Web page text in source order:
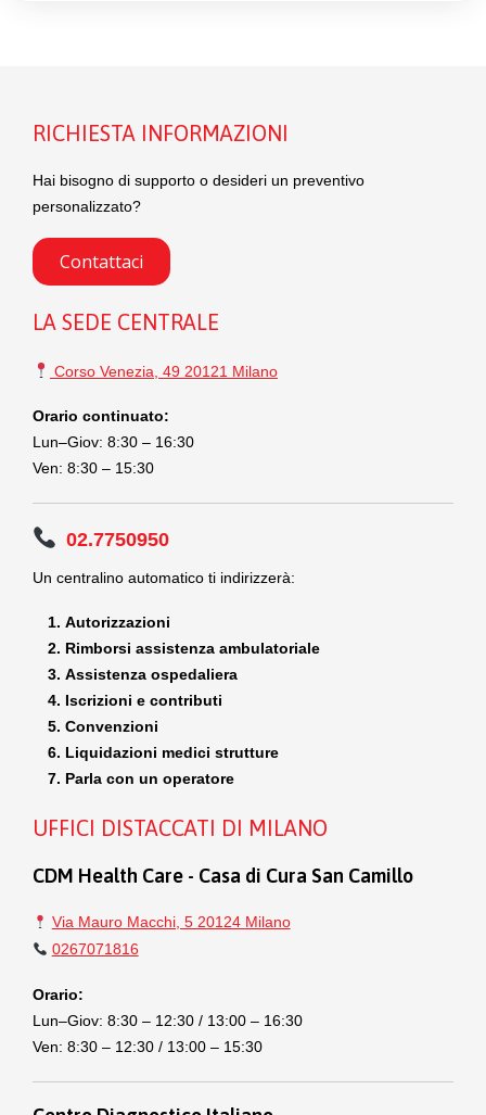
RICHIESTA INFORMAZIONI
Hai bisogno di supporto o desideri un preventivo
personalizzato?
Contattaci
LA SEDE CENTRALE
Corso Venezia, 49 20121 Milano
Orario continuato:
Lun–Giov: 8:30 – 16:30
Ven: 8:30 – 15:30
02.7750950
Un centralino automatico ti indirizzerà:
Autorizzazioni
Rimborsi assistenza ambulatoriale
Assistenza ospedaliera
Iscrizioni e contributi
Convenzioni
Liquidazioni medici strutture
Parla con un operatore
UFFICI DISTACCATI DI MILANO
CDM Health Care - Casa di Cura San Camillo
Via Mauro Macchi, 5 20124 Milano
0267071816
Orario:
Lun–Giov: 8:30 – 12:30 / 13:00 – 16:30
Ven: 8:30 – 12:30 / 13:00 – 15:30